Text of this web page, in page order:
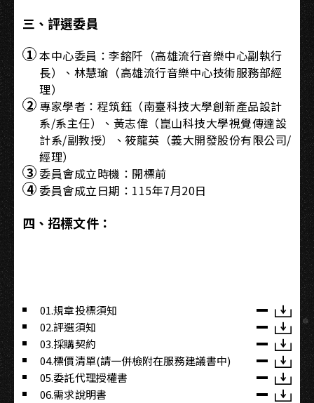
三、評選委員
本中心委員：李鎔阡（高雄流行音樂中心副執行
長）、林慧瑜（高雄流行音樂中心技術服務部經
理）
專家學者：程筑鈺（南臺科技大學創新產品設計
系/系主任）、黃志偉（崑山科技大學視覺傳達設
計系/副教授）、筱龍英（義大開發股份有限公司/
經理）
委員會成立時機：開標前
委員會成立日期：115年7月20日
四、招標文件：
01.規章投標須知
02.評選須知
03.採購契約
04.標價清單(請一併檢附在服務建議書中)
05.委託代理授權書
06.需求說明書